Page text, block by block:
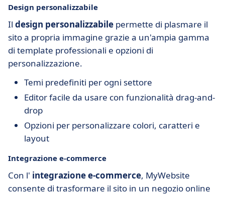
Design personalizzabile
Il design personalizzabile permette di plasmare il
sito a propria immagine grazie a un'ampia gamma
di template professionali e opzioni di
personalizzazione.
Temi predefiniti per ogni settore
Editor facile da usare con funzionalità drag-and-
drop
Opzioni per personalizzare colori, caratteri e
layout
Integrazione e-commerce
Con l' integrazione e-commerce, MyWebsite
consente di trasformare il sito in un negozio online